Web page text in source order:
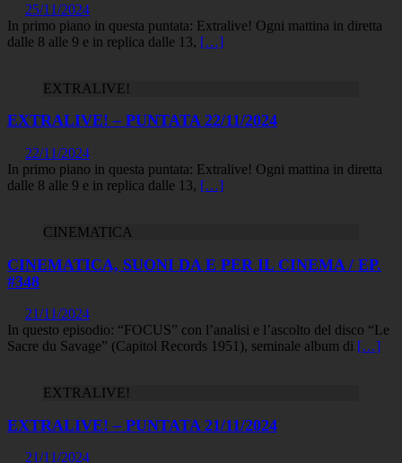
25/11/2024
In primo piano in questa puntata: Extralive! Ogni mattina in diretta
dalle 8 alle 9 e in replica dalle 13, […]
EXTRALIVE!
EXTRALIVE! – PUNTATA 22/11/2024
22/11/2024
In primo piano in questa puntata: Extralive! Ogni mattina in diretta
dalle 8 alle 9 e in replica dalle 13, […]
CINEMATICA
CINEMATICA, SUONI DA E PER IL CINEMA / EP.
#348
21/11/2024
In questo episodio: “FOCUS” con l’analisi e l’ascolto del disco “Le
Sacre du Savage” (Capitol Records 1951), seminale album di […]
EXTRALIVE!
EXTRALIVE! – PUNTATA 21/11/2024
21/11/2024